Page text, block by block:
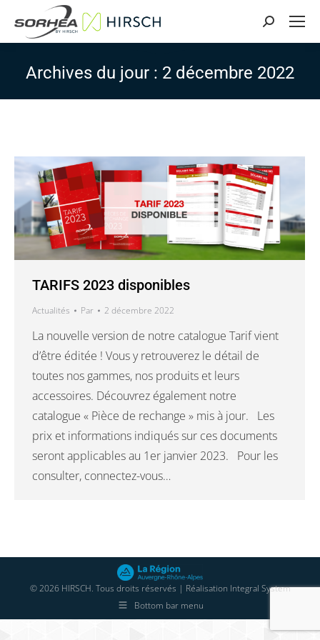
Search:
Archives du jour : 2 décembre 2022
TARIFS 2023 disponibles
Actualités Par 2 décembre 2022
La nouvelle version de notre catalogue Tarif vient
d’être éditée ! Vous y retrouverez le détail de
toutes nos gammes, nos produits et leurs
accessoires. Découvrez également notre
catalogue « Pièce de rechange » mis à jour. Les
prix et informations indiqués sur ces documents
seront applicables au 1er janvier 2023. Pour les
consulter, connectez-vous…
© 2026 HIRSCH. Tous droits réservés | Réalisation Integral System
Bottom bar menu